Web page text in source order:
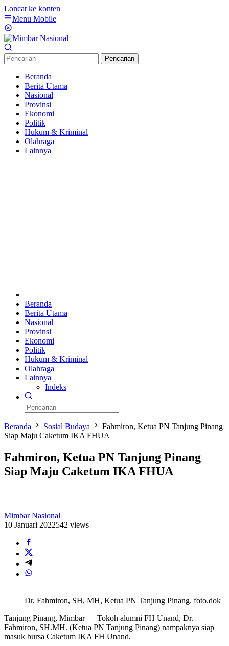
Loncat ke konten
Menu Mobile
Pencarian
Beranda
Berita Utama
Nasional
Provinsi
Ekonomi
Politik
Hukum & Kriminal
Olahraga
Lainnya
Beranda
Berita Utama
Nasional
Provinsi
Ekonomi
Politik
Hukum & Kriminal
Olahraga
Lainnya
Indeks
Beranda Sosial Budaya
Fahmiron, Ketua PN Tanjung Pinang
Siap Maju Caketum IKA FHUA
Fahmiron, Ketua PN Tanjung Pinang
Siap Maju Caketum IKA FHUA
Mimbar Nasional
10 Januari 2022542 views
Dr. Fahmiron, SH, MH, Ketua PN Tanjung Pinang. foto.dok
Tanjung Pinang, Mimbar — Tokoh alumni FH Unand, Dr.
Fahmiron, SH.MH. (Ketua PN Tanjung Pinang) nampaknya siap
masuk bursa Caketum IKA FH Unand.